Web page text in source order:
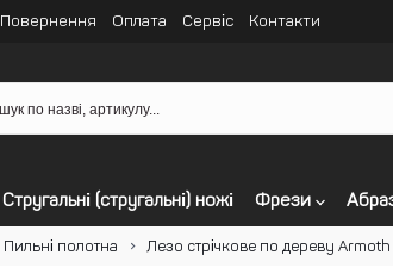
Повернення Оплата Сервіс Контакти
Стругальні (стругальні) ножі Фрези
Пильні полотна Лезо стрічкове по дереву